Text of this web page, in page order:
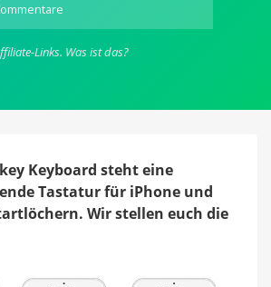
Monkey
Keyboard:
Praktische
Teilen
sucht
Tester
Links. Was ist das?
Keyboard steht eine
Tastatur für iPhone und
Wir stellen euch die